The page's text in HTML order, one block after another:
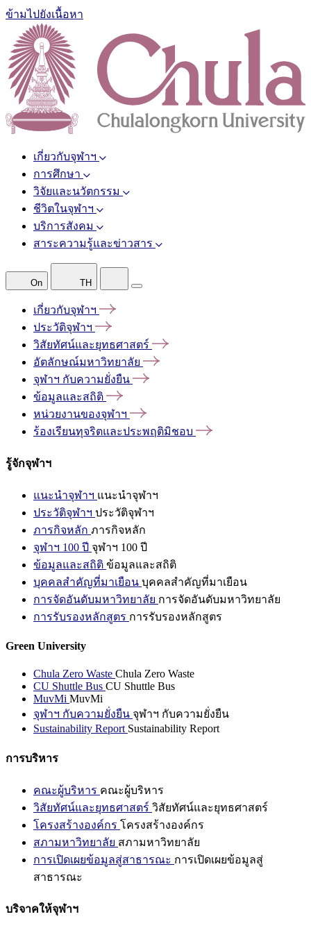
ข้ามไปยังเนื้อหา
เกี่ยวกับจุฬาฯ
การศึกษา
วิจัยและนวัตกรรม
ชีวิตในจุฬาฯ
บริการสังคม
สาระความรู้และข่าวสาร
On TH
เกี่ยวกับจุฬาฯ
ประวัติจุฬาฯ
วิสัยทัศน์และยุทธศาสตร์
อัตลักษณ์มหาวิทยาลัย
จุฬาฯ กับความยั่งยืน
ข้อมูลและสถิติ
หน่วยงานของจุฬาฯ
ร้องเรียนทุจริตและประพฤติมิชอบ
รู้จักจุฬาฯ
แนะนำจุฬาฯ แนะนำจุฬาฯ
ประวัติจุฬาฯ ประวัติจุฬาฯ
ภารกิจหลัก ภารกิจหลัก
จุฬาฯ 100 ปี จุฬาฯ 100 ปี
ข้อมูลและสถิติ ข้อมูลและสถิติ
บุคคลสำคัญที่มาเยือน บุคคลสำคัญที่มาเยือน
การจัดอันดับมหาวิทยาลัย การจัดอันดับมหาวิทยาลัย
การรับรองหลักสูตร การรับรองหลักสูตร
Green University
Chula Zero Waste Chula Zero Waste
CU Shuttle Bus CU Shuttle Bus
MuvMi MuvMi
จุฬาฯ กับความยั่งยืน จุฬาฯ กับความยั่งยืน
Sustainability Report Sustainability Report
การบริหาร
คณะผู้บริหาร คณะผู้บริหาร
วิสัยทัศน์และยุทธศาสตร์ วิสัยทัศน์และยุทธศาสตร์
โครงสร้างองค์กร โครงสร้างองค์กร
สภามหาวิทยาลัย สภามหาวิทยาลัย
การเปิดเผยข้อมูลสู่สาธารณะ การเปิดเผยข้อมูลสู่
สาธารณะ
บริจาคให้จุฬาฯ